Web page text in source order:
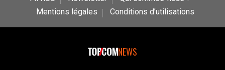
Mentions légales
Conditions d’utilisations
NEWS